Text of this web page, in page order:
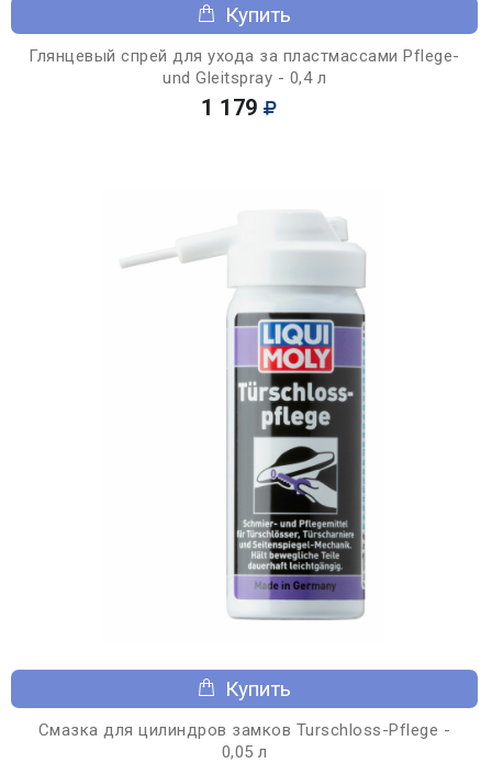
Купить
Глянцевый спрей для ухода за пластмассами Pflege-
und Gleitspray - 0,4 л
1 179
Купить
Смазка для цилиндров замков Turschloss-Pflege -
0,05 л